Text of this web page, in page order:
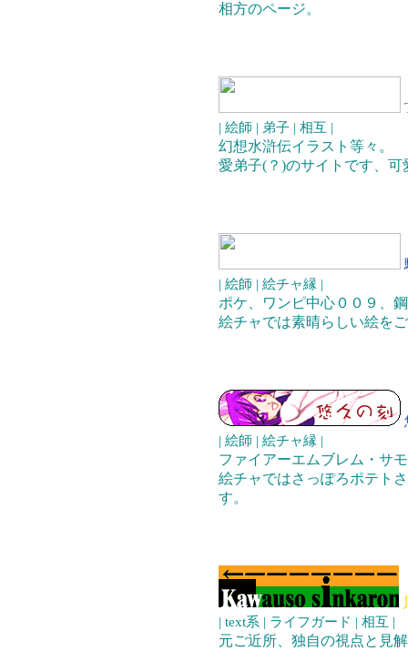
相方のページ。
| 絵師 | 弟子 | 相互 |
幻想水滸伝イラスト等々。
愛弟子(？)のサイトです、
| 絵師 | 絵チャ縁 |
ポケ、ワンピ中心００９、
絵チャでは素晴らしい絵を
| 絵師 | 絵チャ縁 |
ファイアーエムブレム・サ
絵チャではさっぽろポテト
す。
| text系 | ライフガード | 相互 |
元ご近所、独自の視点と見